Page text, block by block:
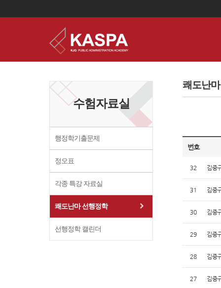
수험자료실
행정학기출문제
정오표
각종 특강 자료실
쾌도난마 선행정학
선행정학 캘린더
쾌도난
번호
32 김중
31 김중
30 김중
29 김중
28 김중
27 김중